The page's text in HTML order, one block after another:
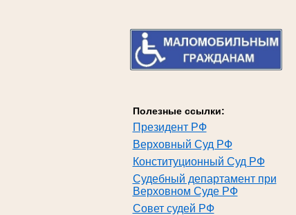
Полезные ссылки:
Президент РФ
Верховный Суд РФ
Конституционный Суд РФ
Судебный департамент при
Верховном Суде РФ
Совет судей РФ